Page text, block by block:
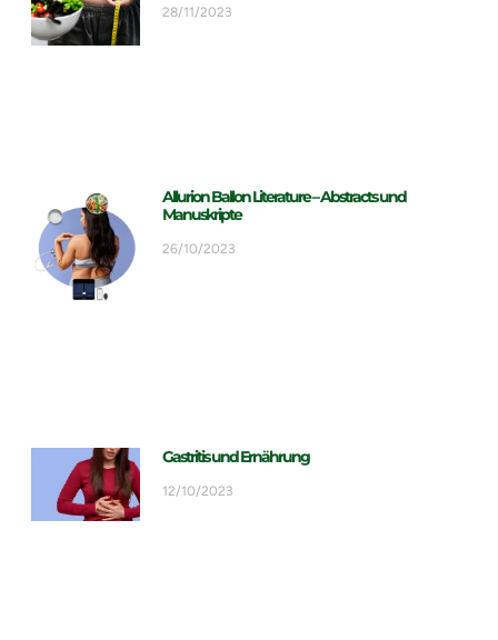
28/11/2023
Allurion Ballon Literature – Abstracts und
Manuskripte
26/10/2023
Gastritis und Ernährung
12/10/2023